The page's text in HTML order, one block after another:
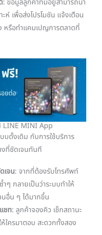
: ข้อมูลลูกค้าที่มีอยู่สามารถนำ
ะห์ เพื่อส่งโปรโมชัน แจ้งเตือน
หรือทำแคมเปญการตลาดที่
LINE MINI App
บดั้งเดิม กับการใช้บริการ
ที่ชัดเจนทันที
เจน: จากที่ต้องรับโทรศัพท์
ๆ กลายเป็นว่าระบบทำให้
อื่น ๆ ได้มากขึ้น
ชท: ลูกค้าจองคิว เช็กสถานะ
ใครมาตอบ สะดวกทั้งสอง